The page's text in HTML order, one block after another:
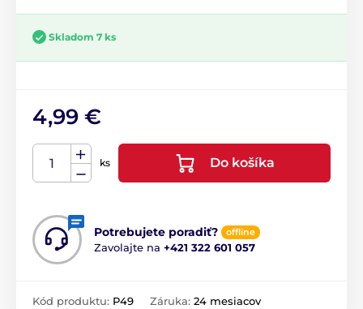
Skladom 7 ks
4,99 €
ks Do košíka
Potrebujete poradiť? offline
Zavolajte na +421 322 601 057
Kód produktu: P49 Záruka: 24 mesiacov